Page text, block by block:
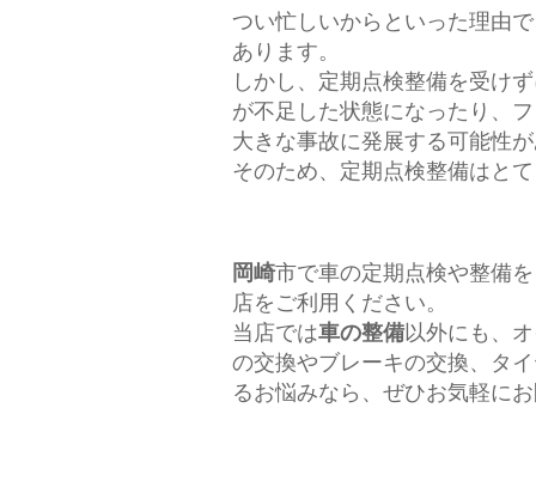
つい忙しいからといった理由
あります。
しかし、定期点検整備を受け
が不足した状態になったり、
大きな事故に発展する可能性
そのため、定期点検整備はと
岡崎市で車の定期点検や整備
店をご利用ください。
当店では車の整備以外にも、
の交換やブレーキの交換、タ
るお悩みなら、ぜひお気軽に